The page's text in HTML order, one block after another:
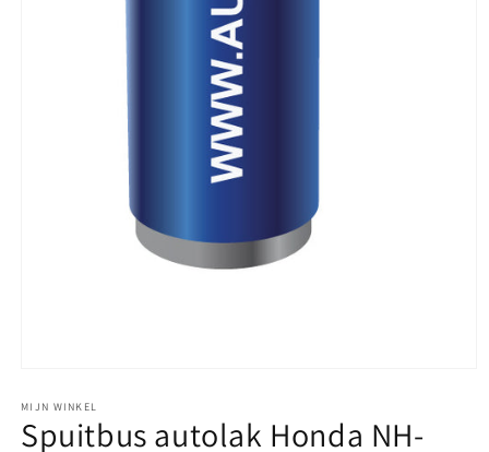
openen
in
modaal
MIJN WINKEL
Spuitbus autolak Honda NH-